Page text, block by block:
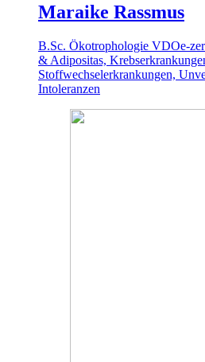
Maraike Rassmus
B.Sc. Ökotrophologie VDOe-
& Adipositas,
Stoffwechselerkrankungen,
Intoleranzen